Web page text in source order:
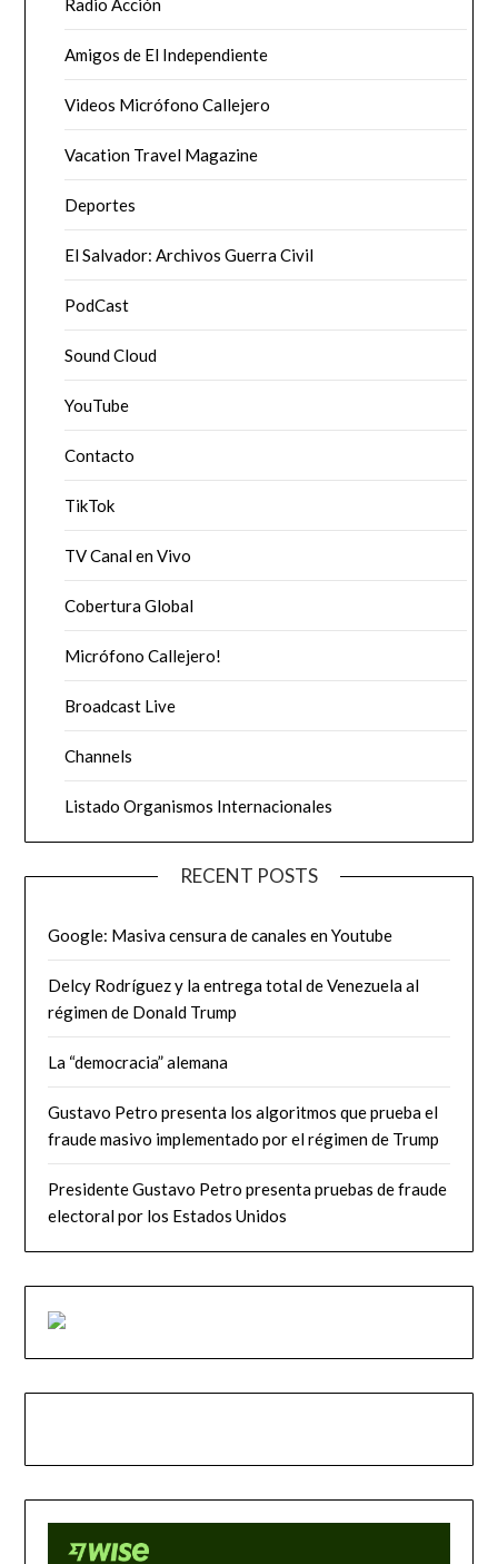
Radio Acción
Amigos de El Independiente
Videos Micrófono Callejero
Vacation Travel Magazine
Deportes
El Salvador: Archivos Guerra Civil
PodCast
Sound Cloud
YouTube
Contacto
TikTok
TV Canal en Vivo
Cobertura Global
Micrófono Callejero!
Broadcast Live
Channels
Listado Organismos Internacionales
RECENT POSTS
Google: Masiva censura de canales en Youtube
Delcy Rodríguez y la entrega total de Venezuela al
régimen de Donald Trump
La “democracia” alemana
Gustavo Petro presenta los algoritmos que prueba el
fraude masivo implementado por el régimen de Trump
Presidente Gustavo Petro presenta pruebas de fraude
electoral por los Estados Unidos